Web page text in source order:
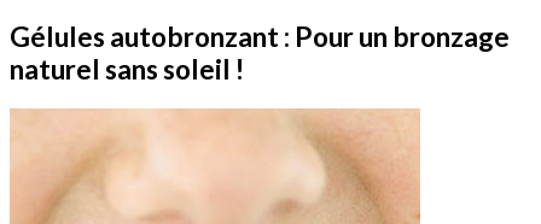
Gélules autobronzant : Pour un bronzage
naturel sans soleil !